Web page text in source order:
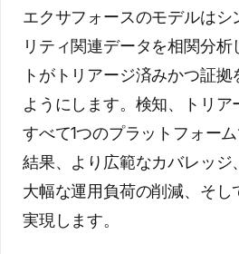
エクサフォースのモデルはシ
リティ関連データを相関分
トがトリアージ済みかつ証拠
ようにします。検知、トリ
すべて1つのプラットフォー
結果、より広範なカバレッジ
大幅な運用負荷の削減、そし
実現します。